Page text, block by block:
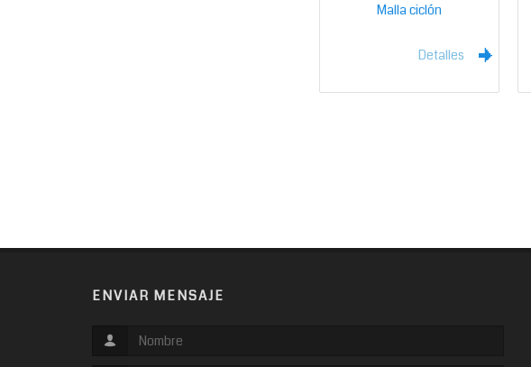
Malla ciclón
Detalles l
ENVIAR MENSAJE